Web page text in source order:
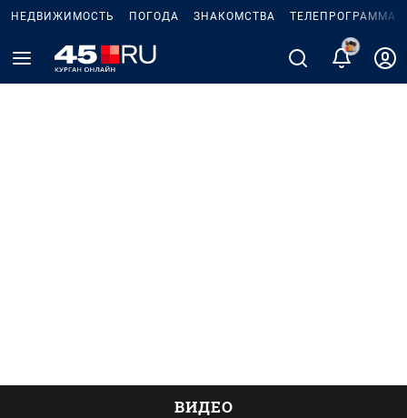
НЕДВИЖИМОСТЬ ПОГОДА ЗНАКОМСТВА ТЕЛЕПРОГРАММА
ВИДЕО